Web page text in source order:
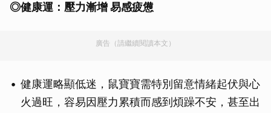
◎健康運：壓力漸增 易感疲憊
廣告（請繼續閱讀本文）
健康運略顯低迷，鼠寶寶需特別留意情緒起伏與心
火過旺，容易因壓力累積而感到煩躁不安，甚至出